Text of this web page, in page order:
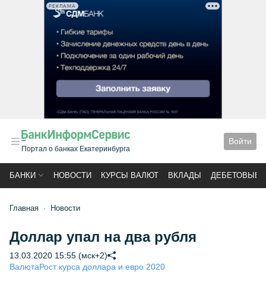
РЕКЛАМА
Портал о банках Екатеринбурга
Войти
БАНКИ НОВОСТИ КУРСЫ ВАЛЮТ ВКЛАДЫ ДЕБЕТОВЫЕ
Главная Новости
Доллар упал на два рубля
13.03.2020 15:55 (мск+2)
ВалютаРост курса доллара и евро 2020